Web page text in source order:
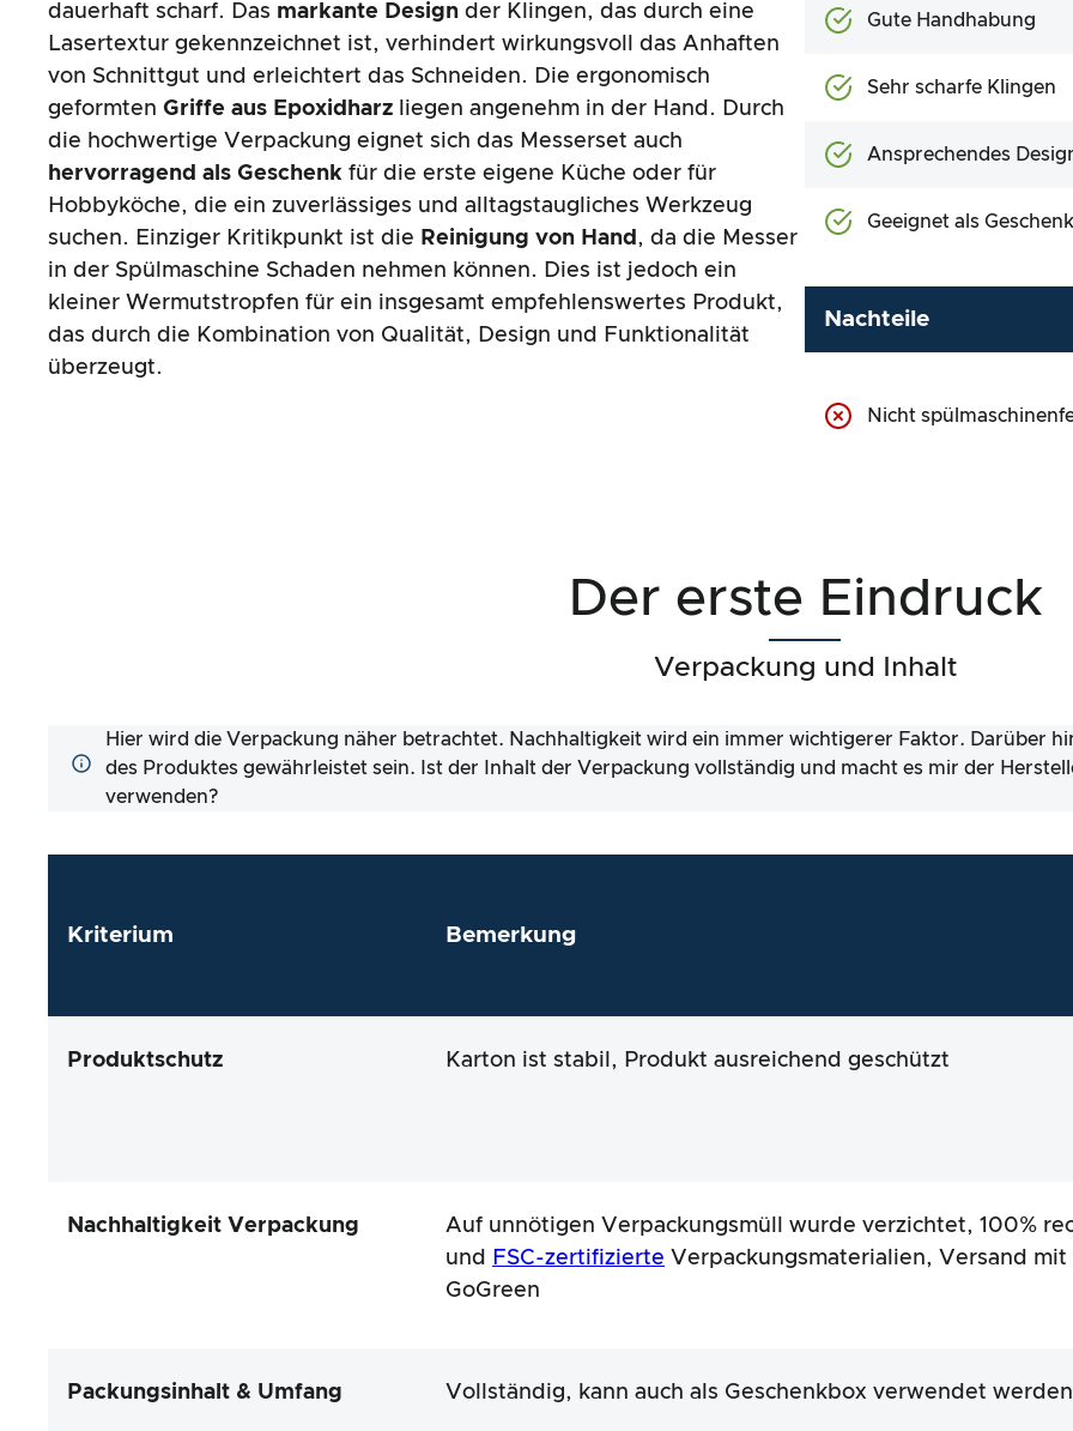
dauerhaft scharf. Das markante Design der Klingen, das durch eine
Lasertextur gekennzeichnet ist, verhindert wirkungsvoll das Anhaften
von Schnittgut und erleichtert das Schneiden. Die ergonomisch
geformten Griffe aus Epoxidharz liegen angenehm in der Hand. Durch
die hochwertige Verpackung eignet sich das Messerset auch
hervorragend als Geschenk für die erste eigene Küche oder für
Hobbyköche, die ein zuverlässiges und alltagstaugliches Werkzeug
suchen. Einziger Kritikpunkt ist die Reinigung von Hand , da die Messer
in der Spülmaschine Schaden nehmen können. Dies ist jedoch ein
kleiner Wermutstropfen für ein insgesamt empfehlenswertes Produkt,
das durch die Kombination von Qualität, Design und Funktionalität
überzeugt.
Gute Handhabung
Sehr scharfe Klingen
Ansprechendes
Geeignet als
Nachteile
Nicht
Der erste Eindruck
Verpackung und Inhalt
Hier wird die Verpackung näher betrachtet. Nachhaltigkeit wird ein immer wichtigerer Faktor. Darüber
des Produktes gewährleistet sein. Ist der Inhalt der Verpackung vollständig und macht es mir der
verwenden?
Kriterium Bemerkung
Produktschutz Karton ist stabil, Produkt ausreichend geschützt
Nachhaltigkeit Verpackung
Auf unnötigen Verpackungsmüll wurde verzichtet, 100%
und
FSC-zertifizierte Verpackungsmaterialien, Versand mit
GoGreen
Packungsinhalt & Umfang Vollständig, kann auch als Geschenkbox verwendet werden